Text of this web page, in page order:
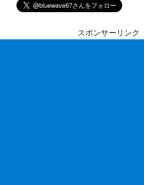
スポンサーリンク